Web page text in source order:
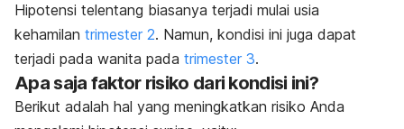
Hipotensi telentang biasanya terjadi mulai usia
kehamilan trimester 2. Namun, kondisi ini juga dapat
terjadi pada wanita pada trimester 3.
Apa saja faktor risiko dari kondisi ini?
Berikut adalah hal yang meningkatkan risiko Anda